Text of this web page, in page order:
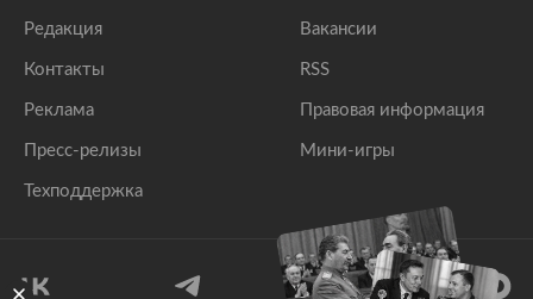
Редакция
Контакты
Реклама
Пресс-релизы
Техподдержка
Вакансии
RSS
Правовая информация
Мини-игры